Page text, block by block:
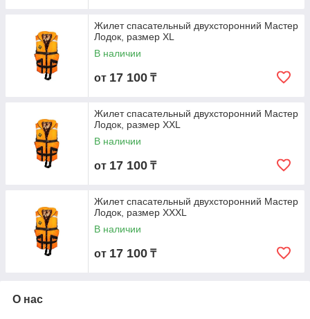
Жилет спасательный двухсторонний Мастер
Лодок, размер XL
В наличии
от 17 100 ₸
Жилет спасательный двухсторонний Мастер
Лодок, размер XXL
В наличии
от 17 100 ₸
Жилет спасательный двухсторонний Мастер
Лодок, размер XXXL
В наличии
от 17 100 ₸
О нас